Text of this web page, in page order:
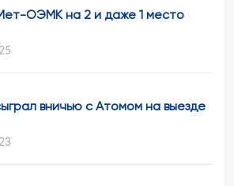
ОЭМК на 2 и даже 1 место
вничью с Атомом на выезде